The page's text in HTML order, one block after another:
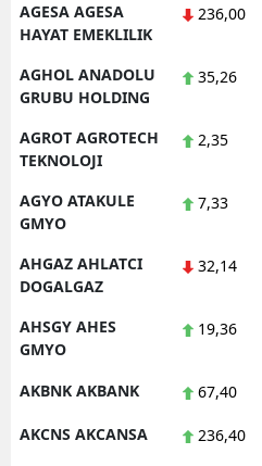
AGESA AGESA
HAYAT EMEKLILIK
236,00
AGHOL ANADOLU
GRUBU HOLDING
35,26
AGROT AGROTECH
TEKNOLOJI
2,35
AGYO ATAKULE
GMYO
7,33
AHGAZ AHLATCI
DOGALGAZ
32,14
AHSGY AHES
GMYO
19,36
AKBNK AKBANK 67,40
AKCNS AKCANSA 236,40